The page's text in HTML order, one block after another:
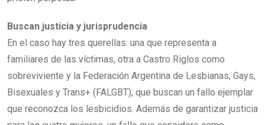
Buscan justicia y jurisprudencia
En el caso hay tres querellas: una que representa a
familiares de las víctimas, otra a Castro Riglos como
sobreviviente y la Federación Argentina de Lesbianas, Gays,
Bisexuales y Trans+ (FALGBT), que buscan un fallo ejemplar
que reconozca los lesbicidios. Además de garantizar justicia